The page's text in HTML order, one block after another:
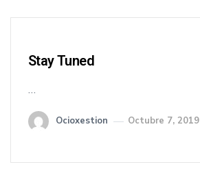
Stay Tuned
…
Ocioxestion Octubre 7, 2019